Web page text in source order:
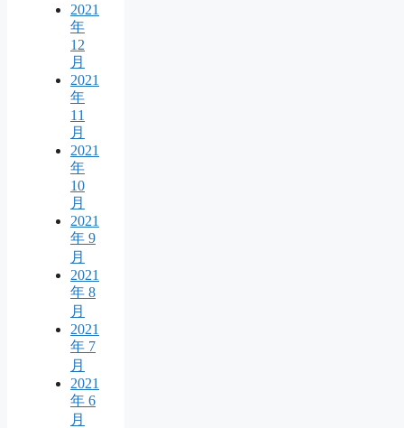
2021
年
12
月
2021
年
11
月
2021
年
10
月
2021
年 9
月
2021
年 8
月
2021
年 7
月
2021
年 6
月